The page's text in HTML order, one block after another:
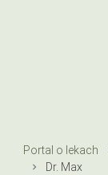
Portal o lekach
Dr. Max